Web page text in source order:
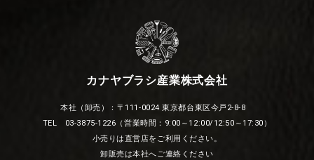
カナヤブラシ産業株式会社
本社（卸売）：〒111-0024 東京都台東区今戸2-8-8
TEL 03-3875-1226（営業時間：9:00～12:00/12:50～17:30）
小売りは直営店をご利用ください。
卸販売は本社へご連絡ください